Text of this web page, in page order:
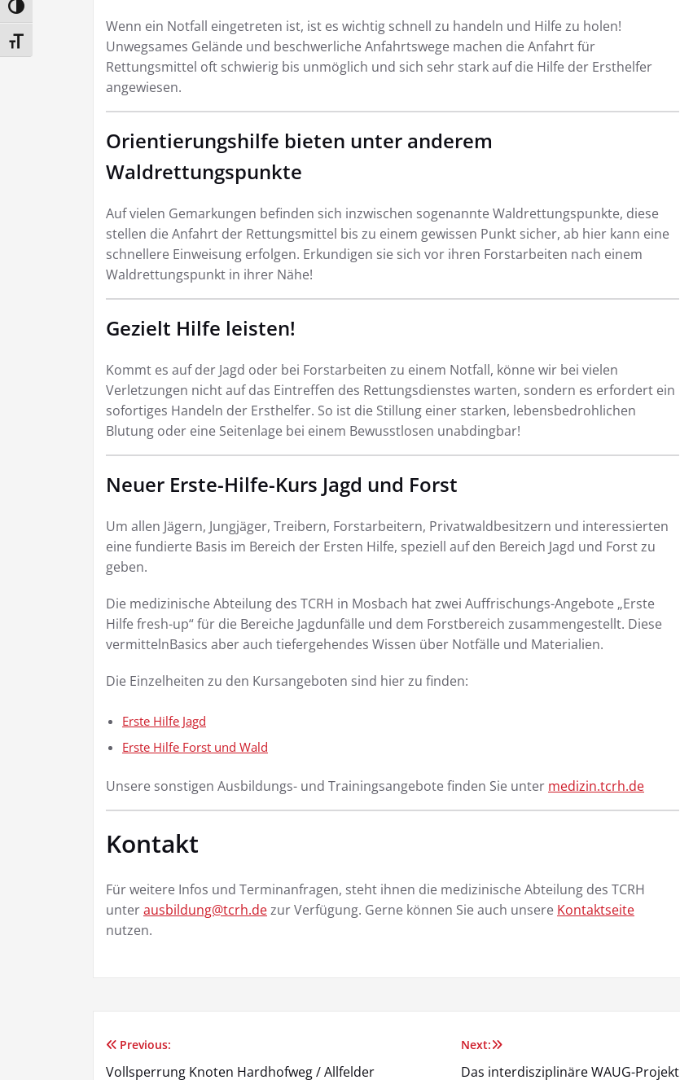
Umschalten auf hohe Kontraste
Schrift vergrößern
Wenn ein Notfall eingetreten ist, ist es wichtig schnell zu handeln und Hilfe zu holen!
Unwegsames Gelände und beschwerliche Anfahrtswege machen die Anfahrt für
Rettungsmittel oft schwierig bis unmöglich und sich sehr stark auf die Hilfe der Ersthelfer
angewiesen.
Orientierungshilfe bieten unter anderem
Waldrettungspunkte
Auf vielen Gemarkungen befinden sich inzwischen sogenannte Waldrettungspunkte, diese
stellen die Anfahrt der Rettungsmittel bis zu einem gewissen Punkt sicher, ab hier kann eine
schnellere Einweisung erfolgen. Erkundigen sie sich vor ihren Forstarbeiten nach einem
Waldrettungspunkt in ihrer Nähe!
Gezielt Hilfe leisten!
Kommt es auf der Jagd oder bei Forstarbeiten zu einem Notfall, könne wir bei vielen
Verletzungen nicht auf das Eintreffen des Rettungsdienstes warten, sondern es erfordert ein
sofortiges Handeln der Ersthelfer. So ist die Stillung einer starken, lebensbedrohlichen
Blutung oder eine Seitenlage bei einem Bewusstlosen unabdingbar!
Neuer Erste-Hilfe-Kurs Jagd und Forst
Um allen Jägern, Jungjäger, Treibern, Forstarbeitern, Privatwaldbesitzern und interessierten
eine fundierte Basis im Bereich der Ersten Hilfe, speziell auf den Bereich Jagd und Forst zu
geben.
Die medizinische Abteilung des TCRH in Mosbach hat zwei Auffrischungs-Angebote „Erste
Hilfe fresh-up“ für die Bereiche Jagdunfälle und dem Forstbereich zusammengestellt. Diese
vermittelnBasics aber auch tiefergehendes Wissen über Notfälle und Materialien.
Die Einzelheiten zu den Kursangeboten sind hier zu finden:
Erste Hilfe Jagd
Erste Hilfe Forst und Wald
Unsere sonstigen Ausbildungs- und Trainingsangebote finden Sie unter medizin.tcrh.de
Kontakt
Für weitere Infos und Terminanfragen, steht ihnen die medizinische Abteilung des TCRH
unterausbildung@tcrh.dezur Verfügung. Gerne können Sie auch unsere Kontaktseite
nutzen.
Beitragsnavigation
Previous:
Vollsperrung Knoten Hardhofweg / Allfelder
Next:
Das interdisziplinäre WAUG-Projekt